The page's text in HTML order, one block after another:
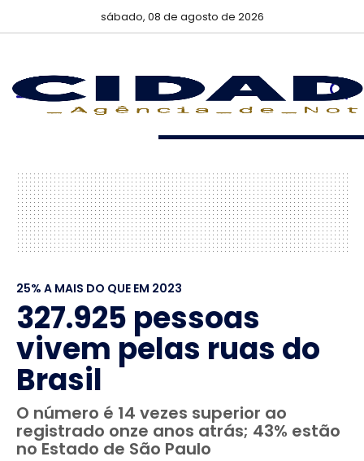
sábado, 08 de agosto de 2026
25% A MAIS DO QUE EM 2023
327.925 pessoas
vivem pelas ruas do
Brasil
O número é 14 vezes superior ao
registrado onze anos atrás; 43% estão
no Estado de São Paulo